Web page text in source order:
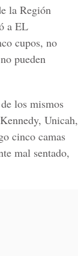
la Región
a EL
cupos, no
pueden
los mismos
Unicah,
cinco camas
mal sentado,